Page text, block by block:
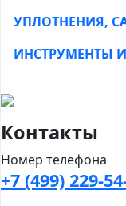
УПЛОТНЕНИЯ,
ИНСТРУМЕНТЫ
Контакты
Номер телефона
+7 (499) 229-